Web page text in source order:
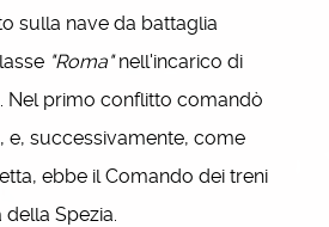
sulla nave da battaglia
"Roma"nell'incarico di
Nel primo conflitto comandò
e, successivamente, come
ebbe il Comando dei treni
Spezia.